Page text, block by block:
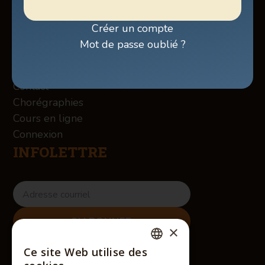
Créer un compte
Mot de passe oublié ?
Programmation
Billetterie
À propos des Winslow
Contact
Chorégraphies
Cours en ligne
Connexion
INFOLETTRE
RÉSEAUX SOCIAUX
×
Ce site Web utilise des